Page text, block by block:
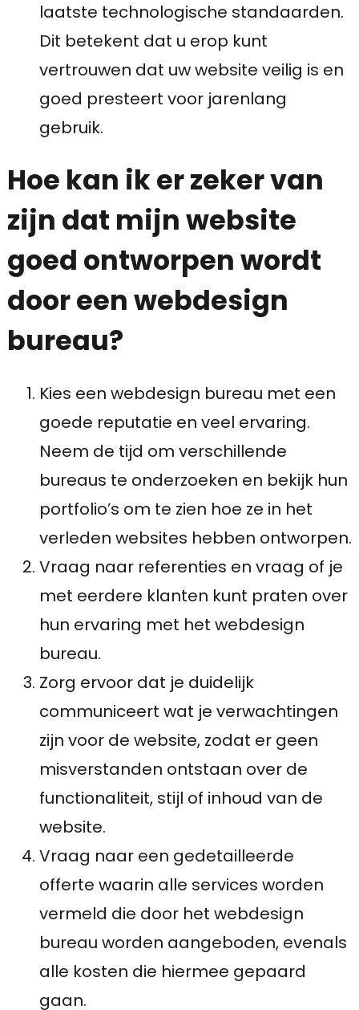
laatste technologische standaarden.
Dit betekent dat u erop kunt
vertrouwen dat uw website veilig is en
goed presteert voor jarenlang
gebruik.
Hoe kan ik er zeker van
zijn dat mijn website
goed ontworpen wordt
door een webdesign
bureau?
Kies een webdesign bureau met een
goede reputatie en veel ervaring.
Neem de tijd om verschillende
bureaus te onderzoeken en bekijk hun
portfolio’s om te zien hoe ze in het
verleden websites hebben ontworpen.
Vraag naar referenties en vraag of je
met eerdere klanten kunt praten over
hun ervaring met het webdesign
bureau.
Zorg ervoor dat je duidelijk
communiceert wat je verwachtingen
zijn voor de website, zodat er geen
misverstanden ontstaan ​​over de
functionaliteit, stijl of inhoud van de
website.
Vraag naar een gedetailleerde
offerte waarin alle services worden
vermeld die door het webdesign
bureau worden aangeboden, evenals
alle kosten die hiermee gepaard
gaan.